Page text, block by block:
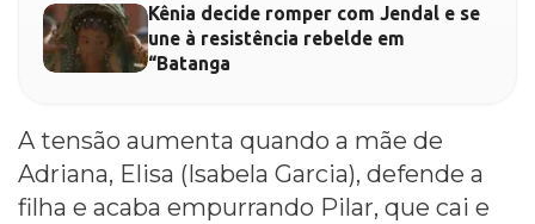
Kênia decide romper com Jendal e se
une à resistência rebelde em
“Batanga
A tensão aumenta quando a mãe de
Adriana, Elisa (Isabela Garcia), defende a
filha e acaba empurrando Pilar, que cai e